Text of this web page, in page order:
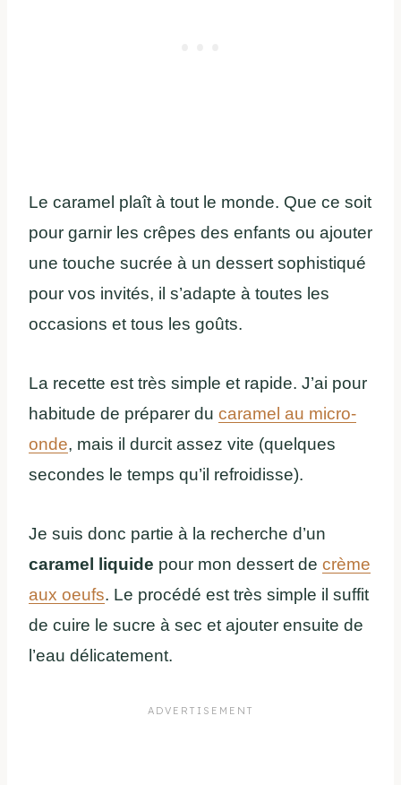
Le caramel plaît à tout le monde. Que ce soit
pour garnir les crêpes des enfants ou ajouter
une touche sucrée à un dessert sophistiqué
pour vos invités, il s’adapte à toutes les
occasions et tous les goûts.
La recette est très simple et rapide. J’ai pour
habitude de préparer du caramel au micro-
onde, mais il durcit assez vite (quelques
secondes le temps qu’il refroidisse).
Je suis donc partie à la recherche d’un
caramel liquide pour mon dessert de crème
aux oeufs. Le procédé est très simple il suffit
de cuire le sucre à sec et ajouter ensuite de
l’eau délicatement.